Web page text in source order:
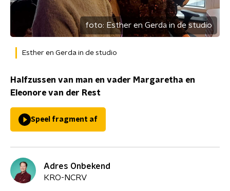
foto: Esther en Gerda in de studio
Esther en Gerda in de studio
Halfzussen van man en vader Margaretha en
Eleonore van der Rest
Speel fragment af
Adres Onbekend
KRO-NCRV